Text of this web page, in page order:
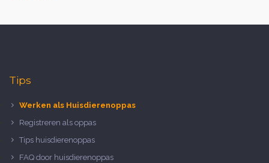
Tips
Werken als Huisdierenoppas
Registreren als oppas
Tips huisdierenoppas
FAQ door huisdierenoppas